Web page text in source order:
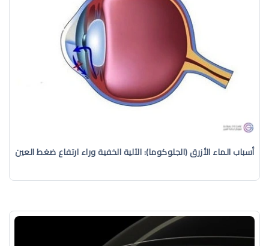
أسباب الماء الأزرق (الجلوكوما): الآلية الخفية وراء ارتفاع ضغط العين